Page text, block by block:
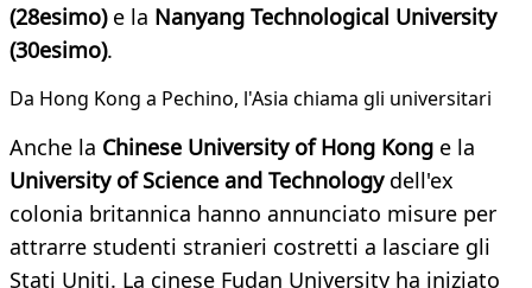
(28esimo)e la Nanyang Technological University
(30esimo).
Da Hong Kong a Pechino, l'Asia chiama gli universitari
Anche la Chinese University of Hong Kong e la
University of Science and Technologydell'ex
colonia britannica hanno annunciato misure per
attrarre studenti stranieri costretti a lasciare gli
Stati Uniti. La cinese Fudan University ha iniziato